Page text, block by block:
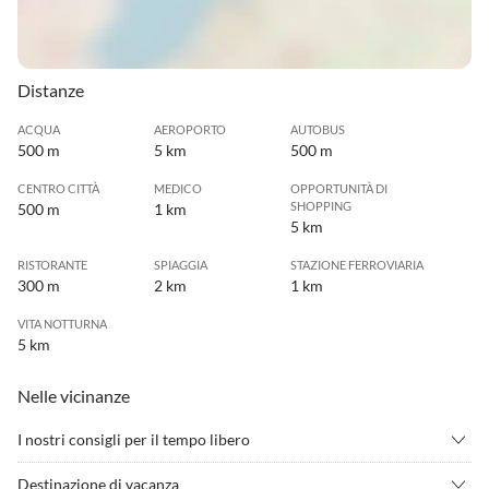
Distanze
ACQUA
500 m
AEROPORTO
5 km
AUTOBUS
500 m
CENTRO CITTÀ
500 m
MEDICO
1 km
OPPORTUNITÀ DI
SHOPPING
5 km
RISTORANTE
300 m
SPIAGGIA
2 km
STAZIONE FERROVIARIA
1 km
VITA NOTTURNA
5 km
Nelle vicinanze
I nostri consigli per il tempo libero
Destinazione di vacanza